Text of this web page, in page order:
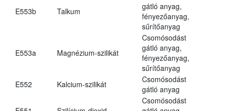
E553b Talkum
gátló anyag,
fényezőanyag,
sűrítőanyag
E553a Magnézium-szilikát
Csomósodást
gátló anyag,
fényezőanyag,
sűrítőanyag
E552
Kalcium-szilikát
Csomósodást
gátló anyag
Csomósodást